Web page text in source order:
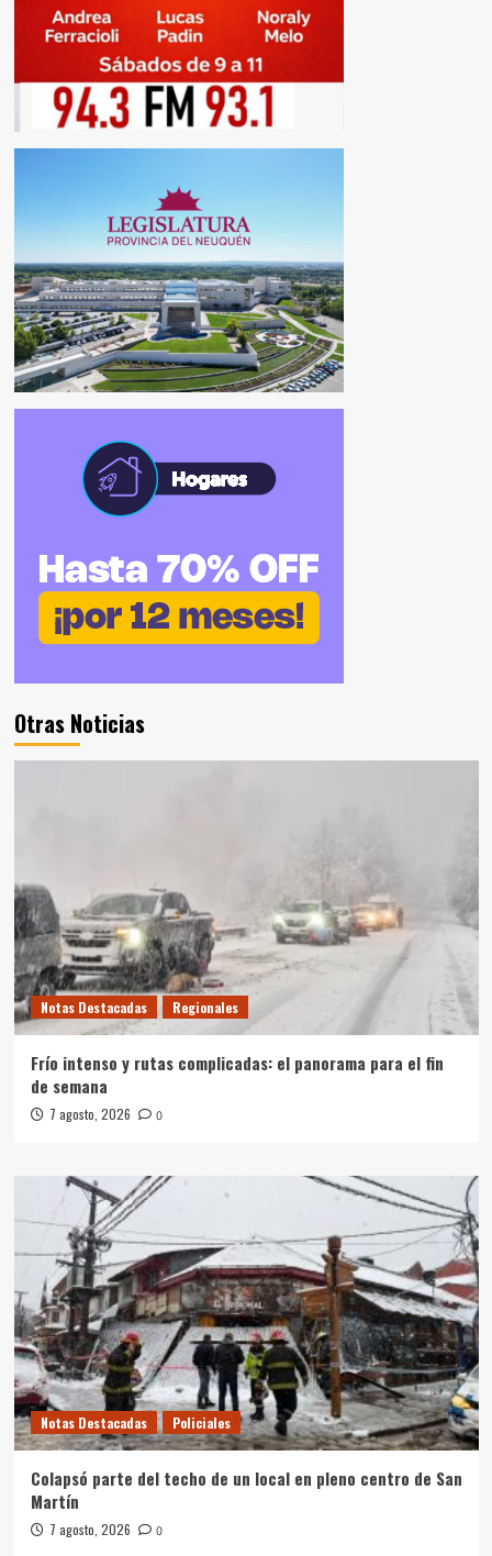
Otras Noticias
Notas Destacadas Regionales
Frío intenso y rutas complicadas: el panorama para el fin
de semana
7 agosto, 2026 0
Notas Destacadas Policiales
Colapsó parte del techo de un local en pleno centro de San
Martín
7 agosto, 2026 0